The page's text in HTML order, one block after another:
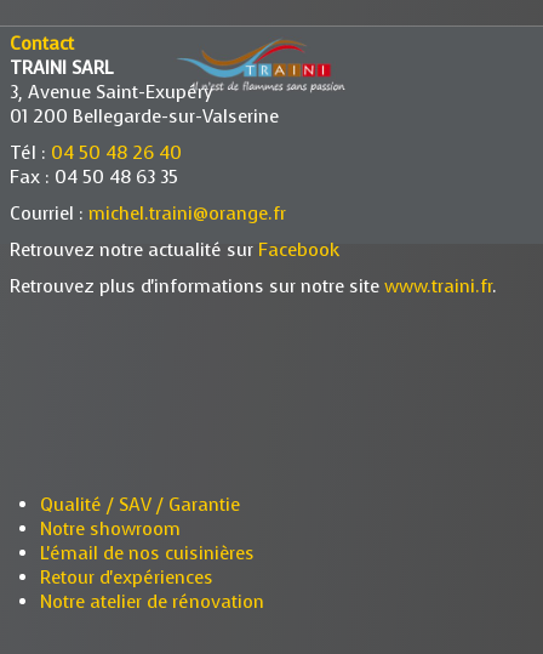
Contact
TRAINI SARL
3, Avenue Saint-Exupéry
01 200 Bellegarde-sur-Valserine
Tél : 04 50 48 26 40
Fax : 04 50 48 63 35
Courriel : michel.traini@orange.fr
Retrouvez notre actualité sur Facebook
Retrouvez plus d'informations sur notre site www.traini.fr.
Qualité / SAV / Garantie
Notre showroom
L'émail de nos cuisinières
Retour d'expériences
Notre atelier de rénovation